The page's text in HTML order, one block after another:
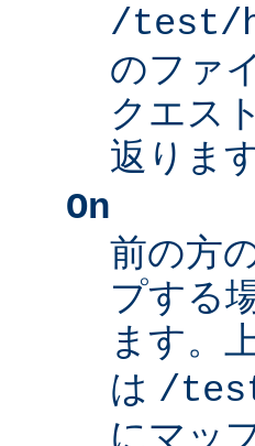
/test/
のファ
クエス
返ります
On
前の方
プする
ます。
は /
にマッ